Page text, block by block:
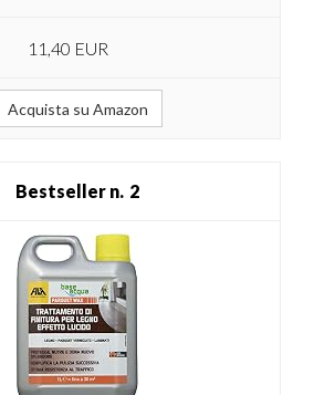
11,40 EUR
Acquista su Amazon
2